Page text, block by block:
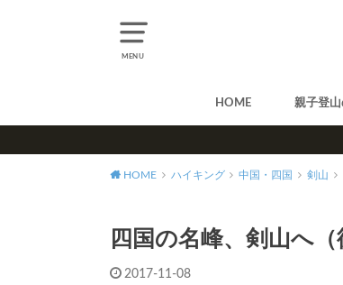
MENU
HOME 親子登
HOME ハイキング 中国・四国 剣山
四国の名峰、剣山へ
2017-11-08